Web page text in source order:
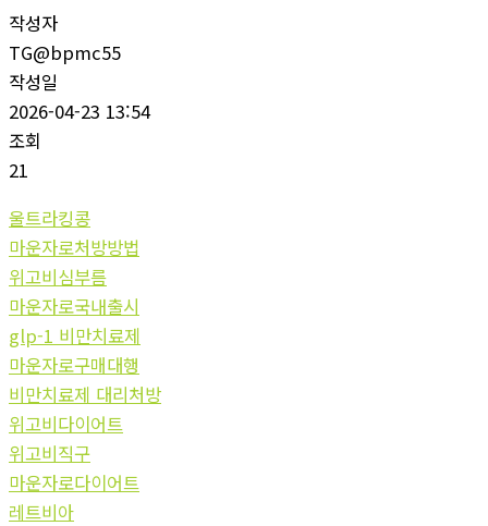
작성자
TG@bpmc55
작성일
2026-04-23 13:54
조회
21
울트라킹콩
마운자로처방방법
위고비심부름
마운자로국내출시
glp-1 비만치료제
마운자로구매대행
비만치료제 대리처방
위고비다이어트
위고비직구
마운자로다이어트
레트비아